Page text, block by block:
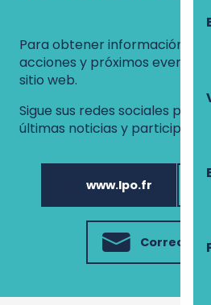
Para obtener información
acciones y próximos eventos
sitio web.
Sigue sus redes sociales para
últimas noticias y participar en
www.lpo.fr
Correo